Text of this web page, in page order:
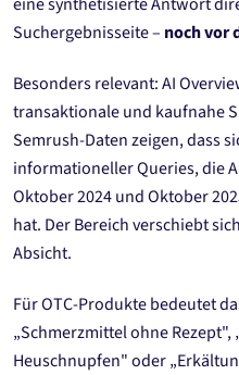
Suchergebnisseite – noch vor
Besonders relevant: AI
transaktionale und kaufnahe
Semrush-Daten zeigen, dass
informationeller Queries, die
Oktober 2024 und Oktober
hat. Der Bereich verschiebt
Absicht.
Für OTC-Produkte bedeutet
„Schmerzmittel ohne
Heuschnupfen" oder